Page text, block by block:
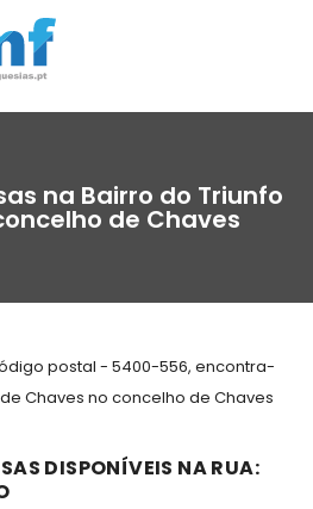
na Bairro do Triunfo
de Chaves
postal - 5400-556, encontra-
Chaves no concelho de Chaves
DISPONÍVEIS NA RUA: